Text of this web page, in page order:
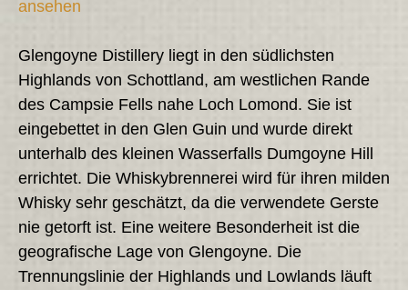
ansehen
Glengoyne Distillery liegt in den südlichsten
Highlands von Schottland, am westlichen Rande
des Campsie Fells nahe Loch Lomond. Sie ist
eingebettet in den Glen Guin und wurde direkt
unterhalb des kleinen Wasserfalls Dumgoyne Hill
errichtet. Die Whiskybrennerei wird für ihren milden
Whisky sehr geschätzt, da die verwendete Gerste
nie getorft ist. Eine weitere Besonderheit ist die
geografische Lage von Glengoyne. Die
Trennungslinie der Highlands und Lowlands läuft